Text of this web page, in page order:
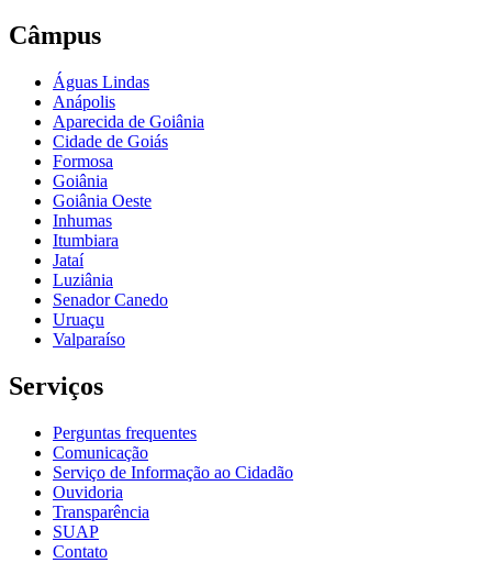
Câmpus
Águas Lindas
Anápolis
Aparecida de Goiânia
Cidade de Goiás
Formosa
Goiânia
Goiânia Oeste
Inhumas
Itumbiara
Jataí
Luziânia
Senador Canedo
Uruaçu
Valparaíso
Serviços
Perguntas frequentes
Comunicação
Serviço de Informação ao Cidadão
Ouvidoria
Transparência
SUAP
Contato